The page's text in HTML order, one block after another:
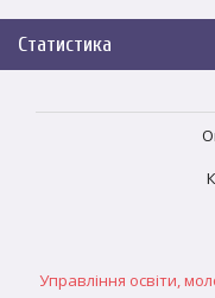
Статистика
Управління освіти,